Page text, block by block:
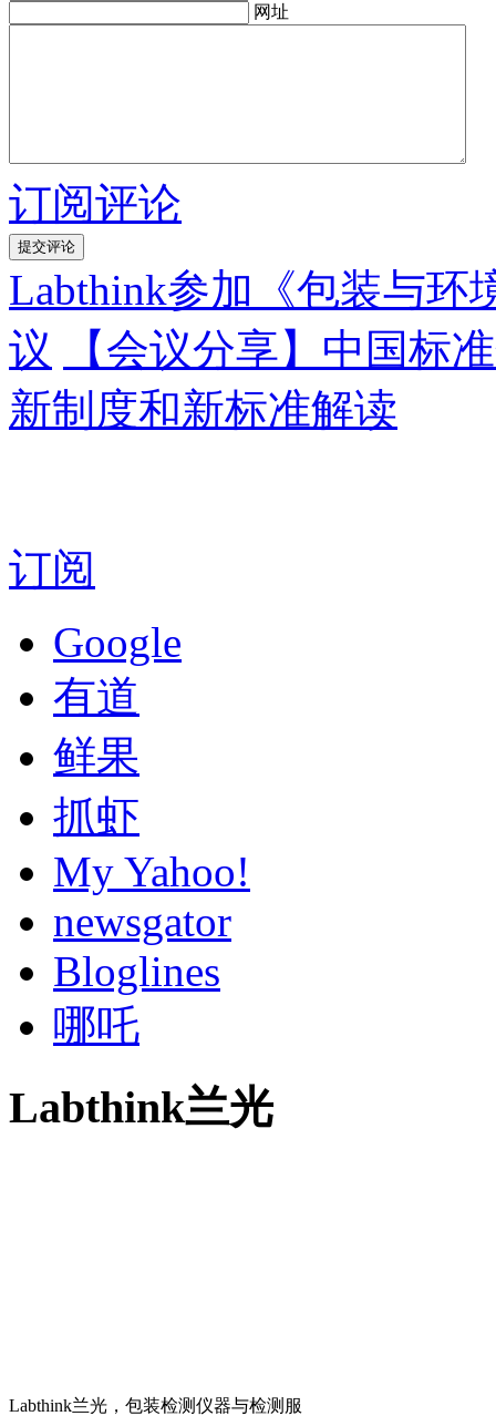
网址
订阅评论
Labthink参加《包装与环
议
【会议分享】中国标
新制度和新标准解读
订阅
Google
有道
鲜果
抓虾
My Yahoo!
newsgator
Bloglines
哪吒
Labthink兰光
Labthink兰光，包装检测仪器与检测服